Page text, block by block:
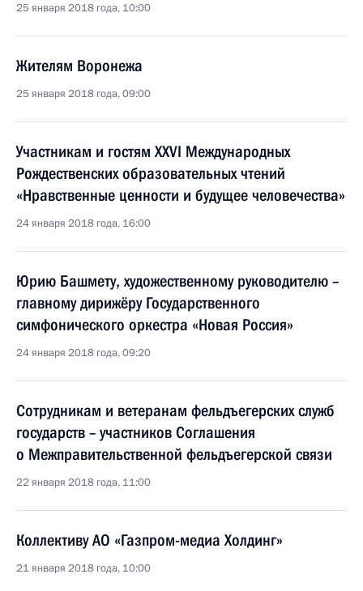
25 января 2018 года, 10:00
Жителям Воронежа
25 января 2018 года, 09:00
Участникам и гостям XXVI Международных
Рождественских образовательных чтений
«Нравственные ценности и будущее человечества»
24 января 2018 года, 16:00
Юрию Башмету, художественному руководителю –
главному дирижёру Государственного
симфонического оркестра «Новая Россия»
24 января 2018 года, 09:20
Сотрудникам и ветеранам фельдъегерских служб
государств – участников Соглашения
о Межправительственной фельдъегерской связи
22 января 2018 года, 11:00
Коллективу АО «Газпром-медиа Холдинг»
21 января 2018 года, 10:00